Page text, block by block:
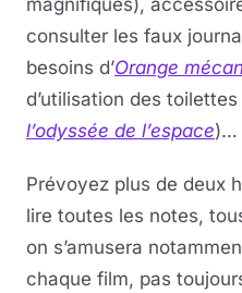
magnifiques),
consulter les faux
besoins d’Orange
d’utilisation des
l’odyssée de l’espace)…
Prévoyez plus de deux
lire toutes les notes,
on s’amusera
chaque film, pas